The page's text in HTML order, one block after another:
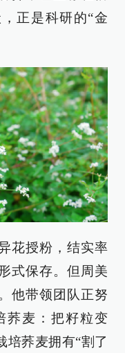
正是科研的“金
花授粉，结实率
式保存。但周美
他带领团队正努
荞麦：把籽粒变
培荞麦拥有“割了